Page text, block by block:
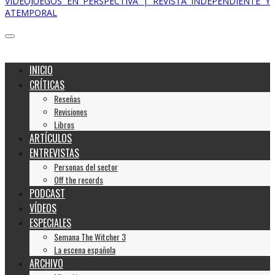
ATEMPORAL
INICIO
CRÍTICAS
Reseñas
Revisiones
Libros
ARTÍCULOS
ENTREVISTAS
Personas del sector
Off the records
PODCAST
VÍDEOS
ESPECIALES
Semana The Witcher 3
La escena española
ARCHIVO